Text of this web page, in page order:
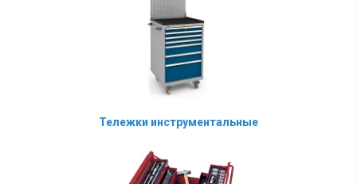
Тележки инструментальные